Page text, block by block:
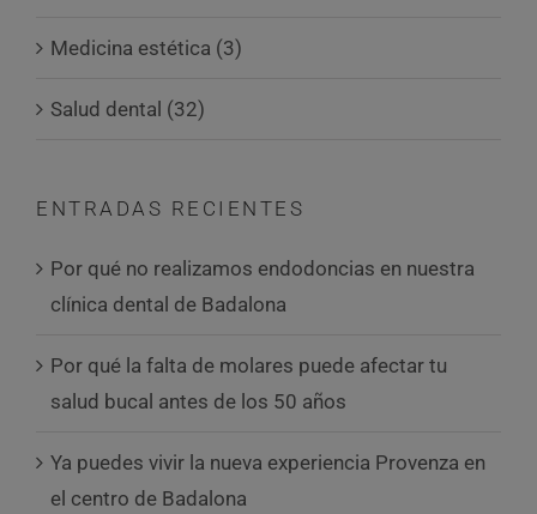
Medicina estética (3)
Salud dental (32)
ENTRADAS RECIENTES
Por qué no realizamos endodoncias en nuestra
clínica dental de Badalona
Por qué la falta de molares puede afectar tu
salud bucal antes de los 50 años
Ya puedes vivir la nueva experiencia Provenza en
el centro de Badalona